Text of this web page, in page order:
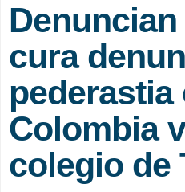
cura
pederastia
Colombia
colegio de